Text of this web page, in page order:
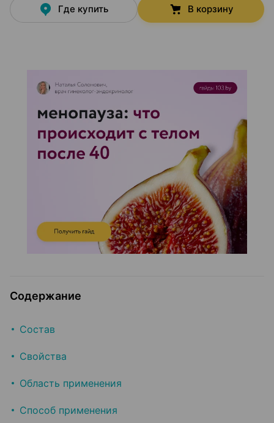
Где купить В корзину
Содержание
Состав
Свойства
Область применения
Способ применения